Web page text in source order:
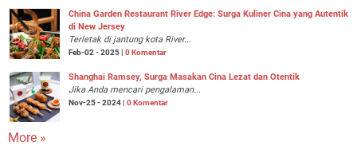
China Garden Restaurant River Edge: Surga Kuliner Cina yang Autentik
di New Jersey
Terletak di jantung kota River...
Feb-02 - 2025 | 0 Komentar
Shanghai Ramsey, Surga Masakan Cina Lezat dan Otentik
Jika Anda mencari pengalaman...
Nov-25 - 2024 | 0 Komentar
More »